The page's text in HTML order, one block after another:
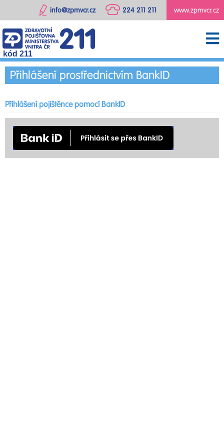
www.zpmvcr.cz
224 211 211
info@zpmvcr.cz
kód 211
Přihlášení prostřednictvím BankID
Přihlášení pojištěnce pomocí BankID